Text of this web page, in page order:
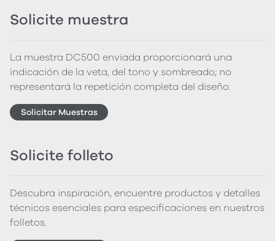
Solicite muestra
La muestra DC500 enviada proporcionará una
indicación de la veta, del tono y sombreado; no
representará la repetición completa del diseño.
Solicitar Muestras
Solicite folleto
Descubra inspiración, encuentre productos y detalles
técnicos esenciales para especificaciones en nuestros
folletos.